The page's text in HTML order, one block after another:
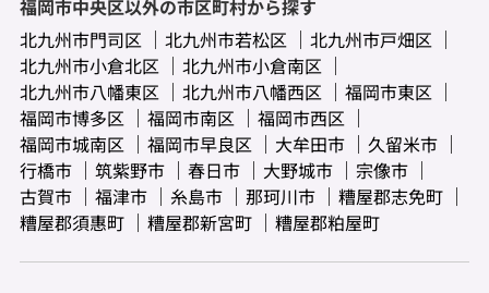
福岡市中央区以外の市区町村から探す
北九州市門司区
北九州市若松区
北九州市戸畑区
北九州市小倉北区
北九州市小倉南区
北九州市八幡東区
北九州市八幡西区
福岡市東区
福岡市博多区
福岡市南区
福岡市西区
福岡市城南区
福岡市早良区 大牟田市
久留米市
行橋市
筑紫野市 春日市 大野城市
宗像市
古賀市
福津市 糸島市 那珂川市
糟屋郡志免町
糟屋郡須惠町
糟屋郡新宮町 糟屋郡粕屋町